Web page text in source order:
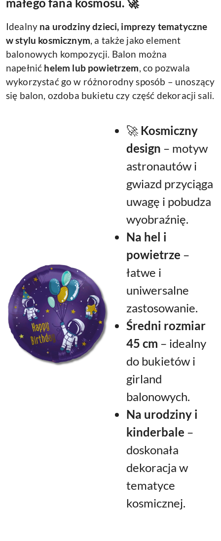
małego fana kosmosu. 🚀
Idealny na urodziny dzieci, imprezy tematyczne
w stylu kosmicznym, a także jako element
balonowych kompozycji. Balon można
napełnić helem lub powietrzem, co pozwala
wykorzystać go w różnorodny sposób – unoszący
się balon, ozdoba bukietu czy część dekoracji sali.
🚀 Kosmiczny
design – motyw
astronautów i
gwiazd przyciąga
uwagę i pobudza
wyobraźnię.
Na hel i
powietrze –
łatwe i
uniwersalne
zastosowanie.
Średni rozmiar
45 cm – idealny
do bukietów i
girland
balonowych.
Na urodziny i
kinderbale –
doskonała
dekoracja w
tematyce
kosmicznej.